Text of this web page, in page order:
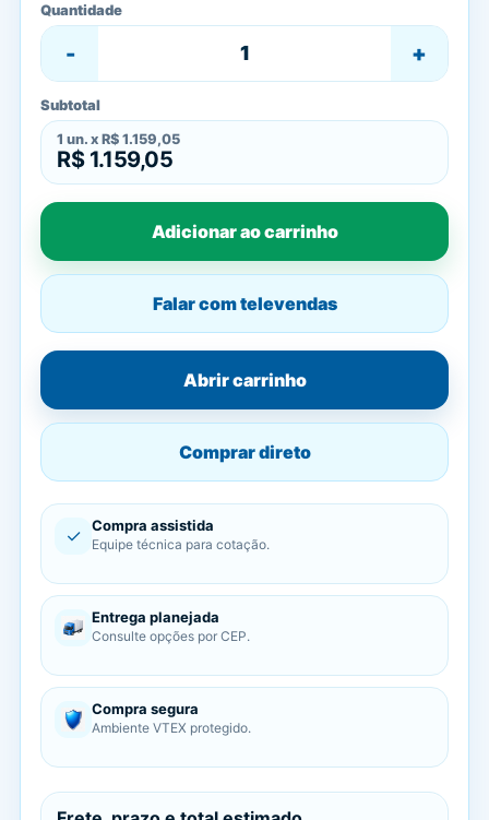
Quantidade
- +
Subtotal
1 un. x R$ 1.159,05
R$ 1.159,05
Adicionar ao carrinho
Falar com televendas
Abrir carrinho
Comprar direto
✓ Compra assistida
Equipe técnica para cotação.
Entrega planejada
Consulte opções por CEP.
Compra segura
Ambiente VTEX protegido.